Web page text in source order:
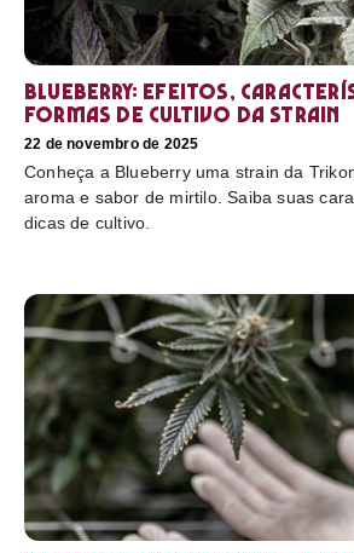
Blueberry: efeitos,
formas de cultivo da strain
22 de novembro de 2025
Conheça a Blueberry uma strain da
aroma e sabor de mirtilo. Saiba suas
dicas de cultivo.